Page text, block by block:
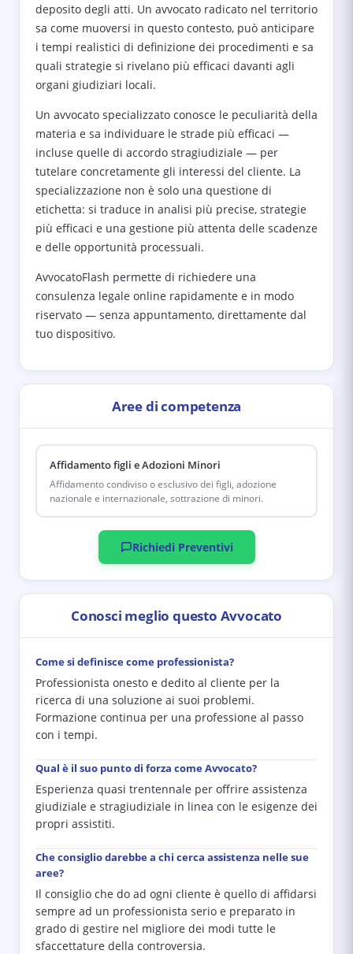
deposito degli atti. Un avvocato radicato nel territorio
sa come muoversi in questo contesto, può anticipare
i tempi realistici di definizione dei procedimenti e sa
quali strategie si rivelano più efficaci davanti agli
organi giudiziari locali.
Un avvocato specializzato conosce le peculiarità della
materia e sa individuare le strade più efficaci —
incluse quelle di accordo stragiudiziale — per
tutelare concretamente gli interessi del cliente. La
specializzazione non è solo una questione di
etichetta: si traduce in analisi più precise, strategie
più efficaci e una gestione più attenta delle scadenze
e delle opportunità processuali.
AvvocatoFlash permette di richiedere una
consulenza legale online rapidamente e in modo
riservato — senza appuntamento, direttamente dal
tuo dispositivo.
Aree di competenza
Affidamento figli e Adozioni Minori
Affidamento condiviso o esclusivo dei figli, adozione
nazionale e internazionale, sottrazione di minori.
Richiedi Preventivi
Conosci meglio questo Avvocato
Come si definisce come professionista?
Professionista onesto e dedito al cliente per la
ricerca di una soluzione ai suoi problemi.
Formazione continua per una professione al passo
con i tempi.
Qual è il suo punto di forza come Avvocato?
Esperienza quasi trentennale per offrire assistenza
giudiziale e stragiudiziale in linea con le esigenze dei
propri assistiti.
Che consiglio darebbe a chi cerca assistenza nelle sue
aree?
Il consiglio che do ad ogni cliente è quello di affidarsi
sempre ad un professionista serio e preparato in
grado di gestire nel migliore dei modi tutte le
sfaccettature della controversia.